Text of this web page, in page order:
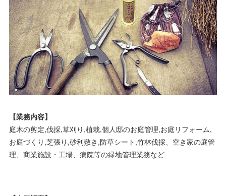
【業務内容】
庭木の剪定,伐採,草刈り,植栽,個人邸のお庭管理,お庭リフォーム,
お庭づくり,芝張り,砂利敷き,防草シート,竹林伐採、空き家の庭管
理、商業施設・工場、病院等の緑地管理業務など